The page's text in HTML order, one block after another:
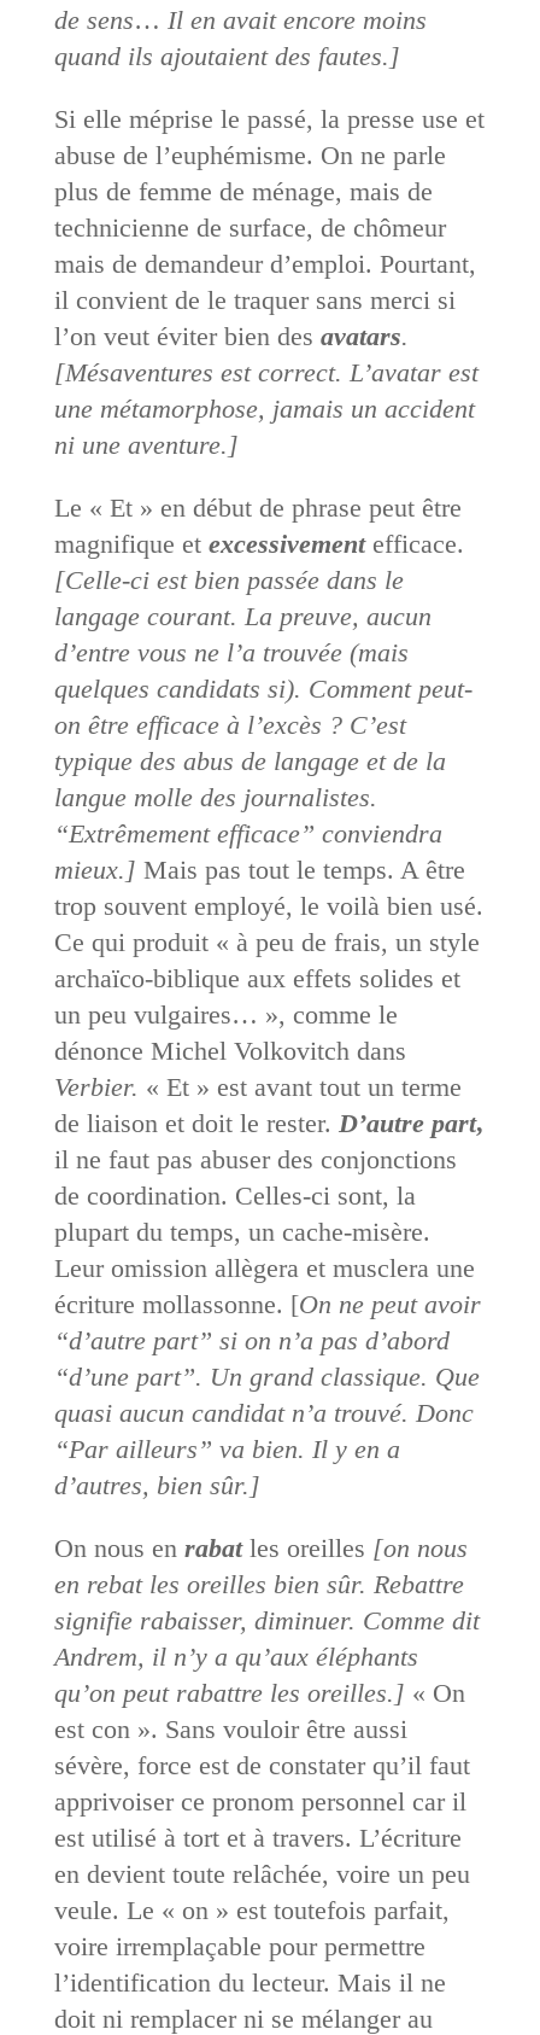
de sens… Il en avait encore moins
quand ils ajoutaient des fautes.]
Si elle méprise le passé, la presse use et
abuse de l’euphémisme. On ne parle
plus de femme de ménage, mais de
technicienne de surface, de chômeur
mais de demandeur d’emploi. Pourtant,
il convient de le traquer sans merci si
l’on veut éviter bien des avatars.
[Mésaventures est correct. L’avatar est
une métamorphose, jamais un accident
ni une aventure.]
Le « Et » en début de phrase peut être
magnifique et excessivementefficace.
[Celle-ci est bien passée dans le
langage courant. La preuve, aucun
d’entre vous ne l’a trouvée (mais
quelques candidats si). Comment peut-
on être efficace à l’excès ? C’est
typique des abus de langage et de la
langue molle des journalistes.
“Extrêmement efficace” conviendra
mieux.] Mais pas tout le temps. A être
trop souvent employé, le voilà bien usé.
Ce qui produit « à peu de frais, un style
archaïco-biblique aux effets solides et
un peu vulgaires… », comme le
dénonce Michel Volkovitch dans
Verbier. « Et » est avant tout un terme
de liaison et doit le rester. D’autre part,
il ne faut pas abuser des conjonctions
de coordination. Celles-ci sont, la
plupart du temps, un cache-misère.
Leur omission allègera et musclera une
écriture mollassonne. [On ne peut avoir
“d’autre part” si on n’a pas d’abord
“d’une part”. Un grand classique. Que
quasi aucun candidat n’a trouvé. Donc
“Par ailleurs” va bien. Il y en a
d’autres, bien sûr.]
On nous en rabatles oreilles [on nous
en rebat les oreilles bien sûr. Rebattre
signifie rabaisser, diminuer. Comme dit
Andrem, il n’y a qu’aux éléphants
qu’on peut rabattre les oreilles.] « On
est con ». Sans vouloir être aussi
sévère, force est de constater qu’il faut
apprivoiser ce pronom personnel car il
est utilisé à tort et à travers. L’écriture
en devient toute relâchée, voire un peu
veule. Le « on » est toutefois parfait,
voire irremplaçable pour permettre
l’identification du lecteur. Mais il ne
doit ni remplacer ni se mélanger au